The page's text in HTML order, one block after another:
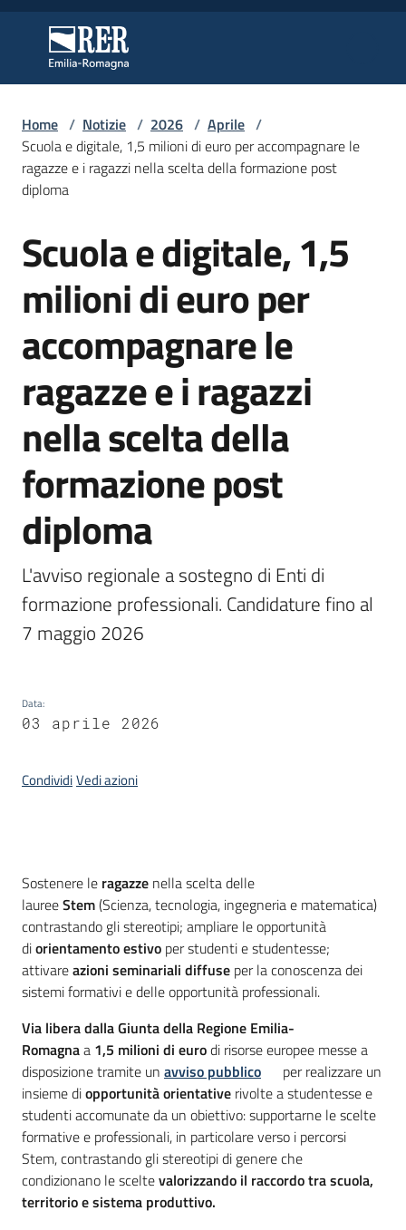
Regione Emilia-Romagna
Regione Emilia-Romagna
Regione
Servizi
Leggi
Atti
Argomenti
Campagne
di
comunicazione
su
Home / Notizie / 2026 / Aprile /
Scuola e digitale, 1,5 milioni di euro per accompagnare le
ragazze e i ragazzi nella scelta della formazione post
diploma
Salta al contenuto
Scuola e digitale, 1,5
milioni di euro per
accompagnare le
ragazze e i ragazzi
nella scelta della
formazione post
diploma
L'avviso regionale a sostegno di Enti di
formazione professionali. Candidature fino al
7 maggio 2026
Data:
03 aprile 2026
CondividiVedi azioni
Introduzione
Sostenere le ragazze nella scelta delle
laureeStem(Scienza, tecnologia, ingegneria e matematica)
contrastando gli stereotipi; ampliare le opportunità
diorientamento estivo per studenti e studentesse;
attivareazioni seminariali diffuse per la conoscenza dei
sistemi formativi e delle opportunità professionali.
Via libera dalla Giunta della Regione Emilia-
Romagnaa 1,5 milioni di eurodi risorse europee messe a
disposizione tramite un avviso pubblico
per realizzare un
insieme diopportunità orientative rivolte a studentesse e
studenti accomunate da un obiettivo: supportarne le scelte
formative e professionali, in particolare verso i percorsi
Stem, contrastando gli stereotipi di genere che
condizionano le sceltevalorizzando il raccordo tra scuola,
territorio e sistema produttivo.